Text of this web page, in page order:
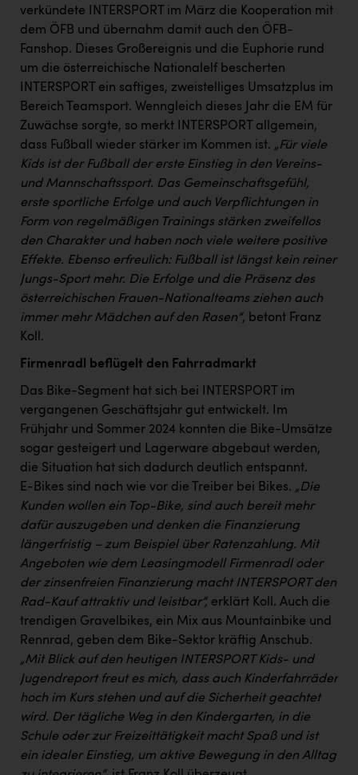
verkündete INTERSPORT im März die Kooperation mit
dem ÖFB und übernahm damit auch den ÖFB-
Fanshop. Dieses Großereignis und die Euphorie rund
um die österreichische Nationalelf bescherten
INTERSPORT ein saftiges, zweistelliges Umsatzplus im
Bereich Teamsport. Wenngleich dieses Jahr die EM für
Zuwächse sorgte, so merkt INTERSPORT allgemein,
dass Fußball wieder stärker im Kommen ist. „Für viele
Kids ist der Fußball der erste Einstieg in den Vereins-
und Mannschaftssport. Das Gemeinschaftsgefühl,
erste sportliche Erfolge und auch Verpflichtungen in
Form von regelmäßigen Trainings stärken zweifellos
den Charakter und haben noch viele weitere positive
Effekte. Ebenso erfreulich: Fußball ist längst kein reiner
Jungs-Sport mehr. Die Erfolge und die Präsenz des
österreichischen Frauen-Nationalteams ziehen auch
immer mehr Mädchen auf den Rasen“, betont Franz
Koll.
Firmenradl beflügelt den Fahrradmarkt
Das Bike-Segment hat sich bei INTERSPORT im
vergangenen Geschäftsjahr gut entwickelt. Im
Frühjahr und Sommer 2024 konnten die Bike-Umsätze
sogar gesteigert und Lagerware abgebaut werden,
die Situation hat sich dadurch deutlich entspannt.
E-Bikes sind nach wie vor die Treiber bei Bikes. „Die
Kunden wollen ein Top-Bike, sind auch bereit mehr
dafür auszugeben und denken die Finanzierung
längerfristig – zum Beispiel über Ratenzahlung. Mit
Angeboten wie dem Leasingmodell Firmenradl oder
der zinsenfreien Finanzierung macht INTERSPORT den
Rad-Kauf attraktiv und leistbar“, erklärt Koll. Auch die
trendigen Gravelbikes, ein Mix aus Mountainbike und
Rennrad, geben dem Bike-Sektor kräftig Anschub.
„Mit Blick auf den heutigen INTERSPORT Kids- und
Jugendreport freut es mich, dass auch Kinderfahrräder
hoch im Kurs stehen und auf die Sicherheit geachtet
wird. Der tägliche Weg in den Kindergarten, in die
Schule oder zur Freizeittätigkeit macht Spaß und ist
ein idealer Einstieg, um aktive Bewegung in den Alltag